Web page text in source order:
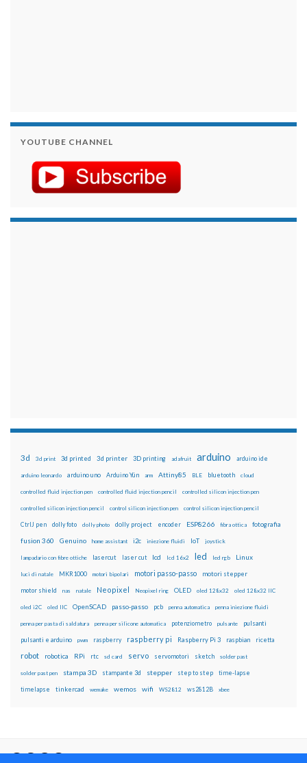
YOUTUBE CHANNEL
3d 3d print 3d printed 3d printer 3D printing adafruit arduino arduino ide
arduino leonardo arduino uno Arduino Yún arm Attiny85 BLE bluetooth cloud
controlled fluid injection pen controlled fluid injection pencil controlled silicon injection pen
controlled silicon injection pencil control silicon injection pen control silicon injection pencil
CtrlJ pen dolly foto dolly photo dolly project encoder ESP8266 fibra ottica fotografia
fusion 360 Genuino home assistant i2c iniezione fluidi IoT joystick
lampadario con fibre ottiche lasercut laser cut lcd lcd 16x2 led led rgb Linux
luci di natale MKR1000 motori bipolari motori passo-passo motori stepper
motor shield nas natale Neopixel Neopixel ring OLED oled 128x32 oled 128x32 IIC
oled i2C oled IIC OpenSCAD passo-passo pcb penna automatica penna iniezione fluidi
penna per pasta di saldatura penna per silicone automatica potenziometro pulsante pulsanti
pulsanti e arduino pwm raspberry raspberry pi Raspberry Pi 3 raspbian ricetta
robot robotica RPi rtc sd card servo servomotori sketch solder past
solder past pen stampa 3D stampante 3d stepper step to step time-lapse
timelapse tinkercad wemake wemos wifi WS2812 ws2812B xbee